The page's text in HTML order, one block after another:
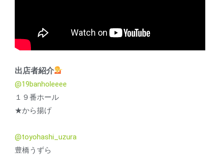
出店者紹介
@19banholeeee
１９番ホール
★から揚げ
@toyohashi_uzura
豊橋うずら